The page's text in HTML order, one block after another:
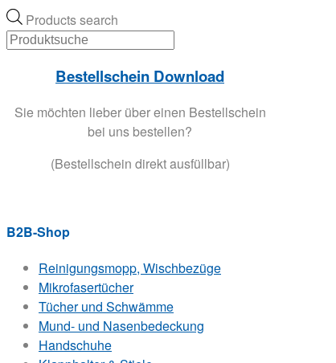
Products search
Bestellschein Download
Sie möchten lieber über einen Bestellschein
bei uns bestellen?
(Bestellschein direkt ausfüllbar)
B2B-Shop
Reinigungsmopp, Wischbezüge
Mikrofasertücher
Tücher und Schwämme
Mund- und Nasenbedeckung
Handschuhe